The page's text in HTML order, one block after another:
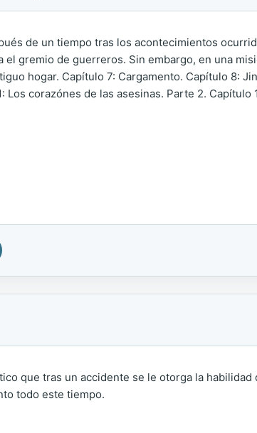
de un tiempo tras los acontecimientos
gremio de guerreros. Sin embargo, en una
hogar. Capítulo 7: Cargamento. Capítulo 8:
corazónes de las asesinas. Parte 2. Capítulo
que tras un accidente se le otorga la habilidad
todo este tiempo.